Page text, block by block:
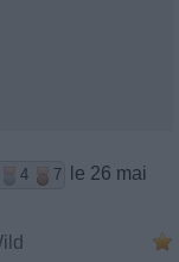
4 7
le 26 mai